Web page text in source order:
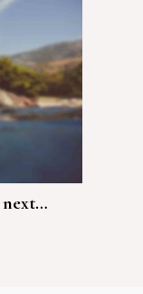
next…